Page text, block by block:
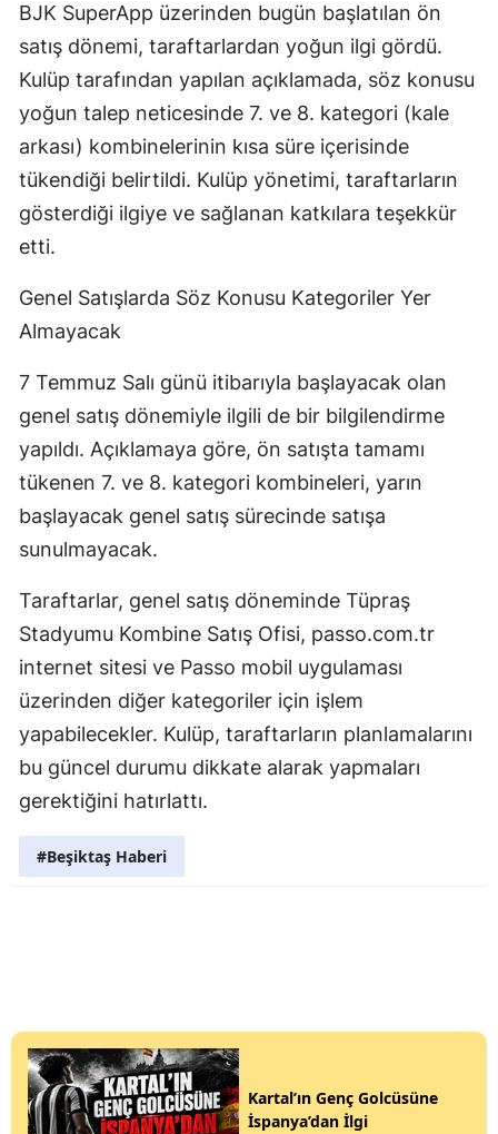
BJK SuperApp üzerinden bugün başlatılan ön
satış dönemi, taraftarlardan yoğun ilgi gördü.
Kulüp tarafından yapılan açıklamada, söz konusu
yoğun talep neticesinde 7. ve 8. kategori (kale
arkası) kombinelerinin kısa süre içerisinde
tükendiği belirtildi. Kulüp yönetimi, taraftarların
gösterdiği ilgiye ve sağlanan katkılara teşekkür
etti.
Genel Satışlarda Söz Konusu Kategoriler Yer
Almayacak
7 Temmuz Salı günü itibarıyla başlayacak olan
genel satış dönemiyle ilgili de bir bilgilendirme
yapıldı. Açıklamaya göre, ön satışta tamamı
tükenen 7. ve 8. kategori kombineleri, yarın
başlayacak genel satış sürecinde satışa
sunulmayacak.
Taraftarlar, genel satış döneminde Tüpraş
Stadyumu Kombine Satış Ofisi, passo.com.tr
internet sitesi ve Passo mobil uygulaması
üzerinden diğer kategoriler için işlem
yapabilecekler. Kulüp, taraftarların planlamalarını
bu güncel durumu dikkate alarak yapmaları
gerektiğini hatırlattı.
#Beşiktaş Haberi
Kartal’ın Genç Golcüsüne
İspanya’dan İlgi